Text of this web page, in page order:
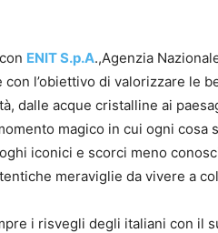
ENIT S.p.A.,Agenzia
l’obiettivo di valorizzare le
dalle acque cristalline ai
magico in cui ogni
iconici e scorci meno
meraviglie da vivere a
i risvegli degli italiani con il